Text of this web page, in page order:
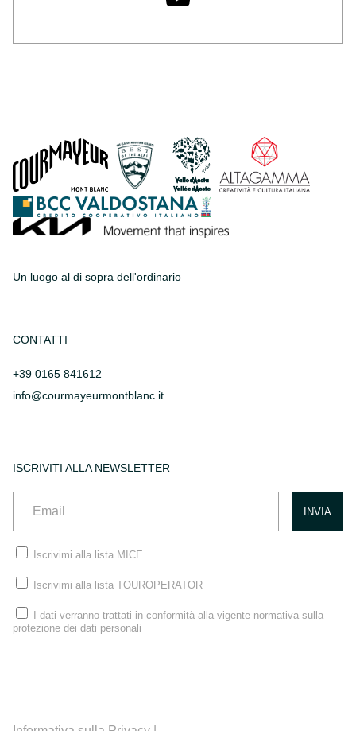
Un luogo al di sopra dell'ordinario
CONTATTI
+39 0165 841612
info@courmayeurmontblanc.it
ISCRIVITI ALLA NEWSLETTER
Iscrivimi alla lista MICE
Iscrivimi alla lista TOUROPERATOR
I dati verranno trattati in conformità alla vigente normativa sulla
protezione dei dati personali